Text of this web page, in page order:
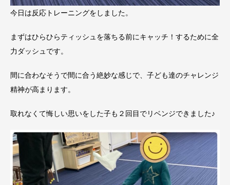
今日は反応トレーニングをしました。
まずはひらひらティッシュを落ちる前にキャッチ！するために全
力ダッシュです。
間に合わなそうで間に合う絶妙な感じで、子ども達のチャレンジ
精神が高まります。
取れなくて悔しい思いをした子も２回目でリベンジできました♪